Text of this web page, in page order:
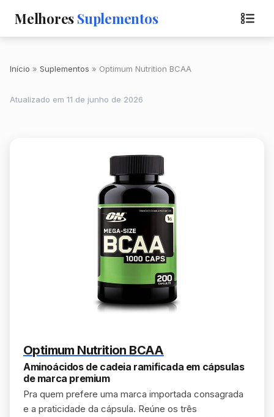
Melhores Suplementos
Início Suplementos Optimum Nutrition BCAA
Atualizado em 11 de junho de 2026
Optimum Nutrition BCAA
Aminoácidos de cadeia ramificada em cápsulas
de marca premium
Pra quem prefere uma marca importada consagrada
e a praticidade da cápsula. Reúne os três